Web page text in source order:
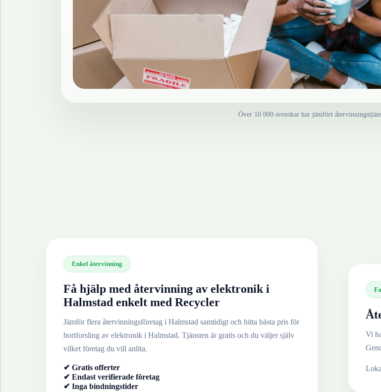
Över 10 000 svenskar har jämfört
Enkel återvinning
Få hjälp med återvinning av elektronik i
Halmstad enkelt med Recycler
Jämför flera återvinningsföretag i Halmstad samtidigt och hitta bästa pris för
bortforsling av elektronik i Halmstad. Tjänsten är gratis och du väljer själv
vilket företag du vill anlita.
✔ Gratis offerter
✔ Endast verifierade företag
✔ Inga bindningstider
Vi